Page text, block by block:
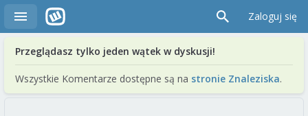
Zaloguj się
Przeglądasz tylko jeden wątek w dyskusji!
Wszystkie Komentarze dostępne są na stronie Znaleziska.